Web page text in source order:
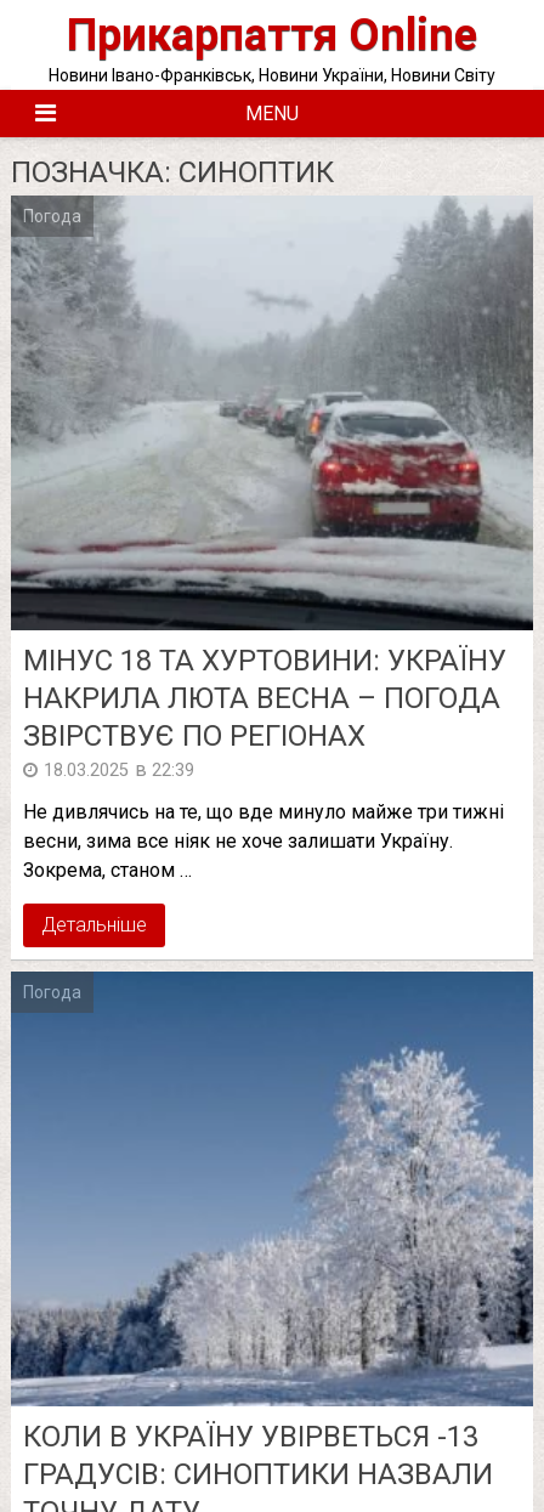
Прикарпаття Online
Новини Івано-Франківськ, Новини України, Новини Світу
MENU
ПОЗНАЧКА: СИНОПТИК
Погода
МІНУС 18 ТА ХУРТОВИНИ: УКРАЇНУ
НАКРИЛА ЛЮТА ВЕСНА – ПОГОДА
ЗВІРСТВУЄ ПО РЕГІОНАХ
18.03.2025 в 22:39
Не дивлячись на те, що вде минуло майже три тижні
весни, зима все ніяк не хоче залишати Україну.
Зокрема, станом …
Детальніше
Погода
КОЛИ В УКРАЇНУ УВІРВЕТЬСЯ -13
ГРАДУСІВ: СИНОПТИКИ НАЗВАЛИ
Posts
pagination